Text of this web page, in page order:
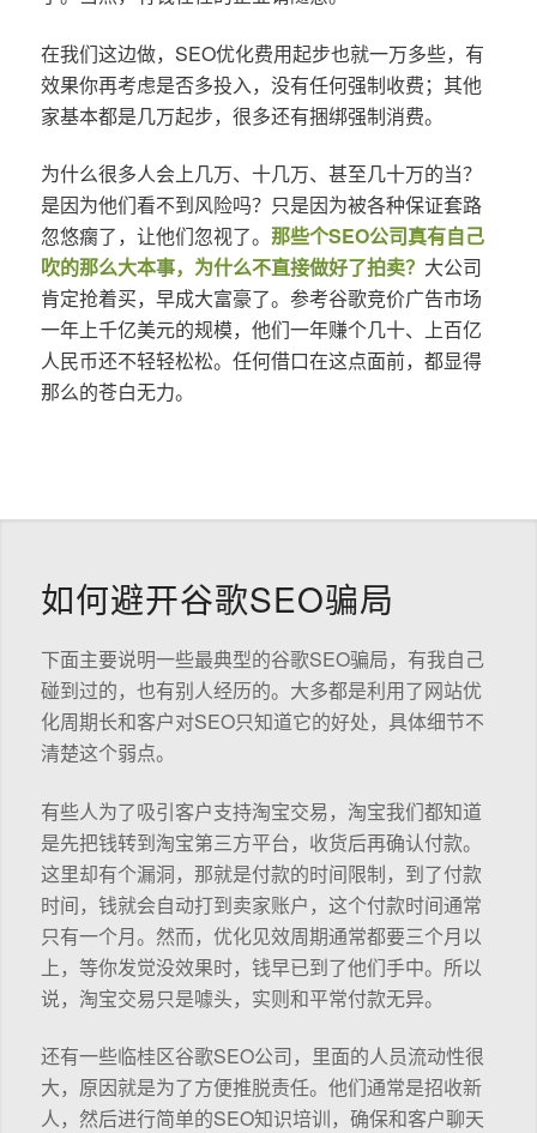
在我们这边做，SEO优化费用起步也就一万多些，有
效果你再考虑是否多投入，没有任何强制收费；其他
家基本都是几万起步，很多还有捆绑强制消费。
为什么很多人会上几万、十几万、甚至几十万的当？
是因为他们看不到风险吗？只是因为被各种保证套路
忽悠瘸了，让他们忽视了。 那些个SEO公司真有自己
吹的那么大本事，为什么不直接做好了拍卖？ 大公司
肯定抢着买，早成大富豪了。参考谷歌竞价广告市场
一年上千亿美元的规模，他们一年赚个几十、上百亿
人民币还不轻轻松松。任何借口在这点面前，都显得
那么的苍白无力。
如何避开谷歌SEO骗局
下面主要说明一些最典型的谷歌SEO骗局，有我自己
碰到过的，也有别人经历的。大多都是利用了网站优
化周期长和客户对SEO只知道它的好处，具体细节不
清楚这个弱点。
有些人为了吸引客户支持淘宝交易，淘宝我们都知道
是先把钱转到淘宝第三方平台，收货后再确认付款。
这里却有个漏洞，那就是付款的时间限制，到了付款
时间，钱就会自动打到卖家账户，这个付款时间通常
只有一个月。然而，优化见效周期通常都要三个月以
上，等你发觉没效果时，钱早已到了他们手中。所以
说，淘宝交易只是噱头，实则和平常付款无异。
还有一些临桂区谷歌SEO公司，里面的人员流动性很
大，原因就是为了方便推脱责任。他们通常是招收新
人，然后进行简单的SEO知识培训，确保和客户聊天